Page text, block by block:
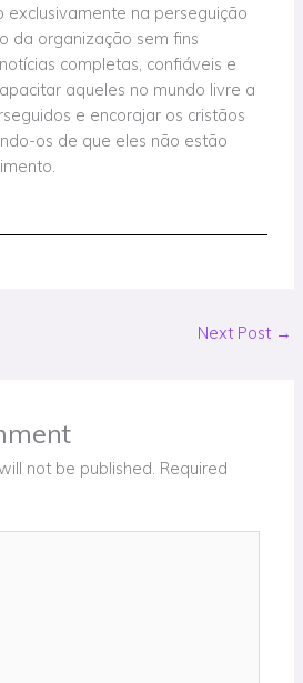
na perseguição
da organização sem fins
completas, confiáveis e
aqueles no mundo livre a
e encorajar os cristãos
os de que eles não estão
Next Post →
not be published. Required